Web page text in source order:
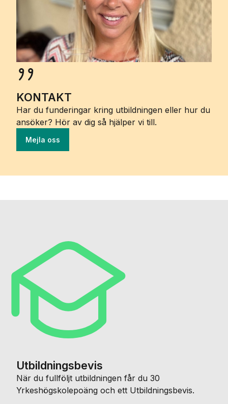
KONTAKT
Har du funderingar kring utbildningen eller hur du
ansöker? Hör av dig så hjälper vi till.
Mejla oss
Utbildningsbevis
När du fullföljt utbildningen får du 30
Yrkeshögskolepoäng och ett Utbildningsbevis.